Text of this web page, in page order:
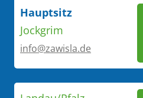
Hauptsitz
Jockgrim
info@zawisla.de